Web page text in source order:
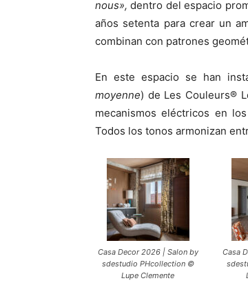
nous», dentro del espacio
años setenta para crear un
combinan con patrones
En este espacio se han
moyenne) de Les Couleurs®
mecanismos eléctricos en
Todos los tonos armonizan
Casa Decor 2026 | Salon by
sdestudio PHcollection ©
Lupe Clemente
Casa